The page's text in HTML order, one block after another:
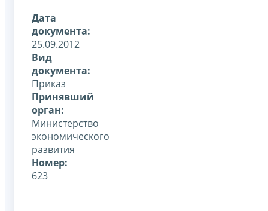
Дата
документа:
25.09.2012
Вид
документа:
Приказ
Принявший
орган:
Министерство
экономического
развития
Номер:
623